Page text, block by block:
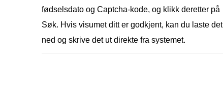
fødselsdato og Captcha-kode, og klikk deretter på
Søk. Hvis visumet ditt er godkjent, kan du laste det
ned og skrive det ut direkte fra systemet.